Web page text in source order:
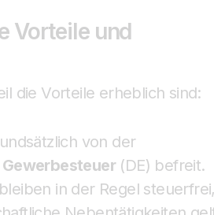
Vorteile und
die Vorteile erheblich sind:
von der
Gewerbesteuer (DE) befreit.
in der Regel